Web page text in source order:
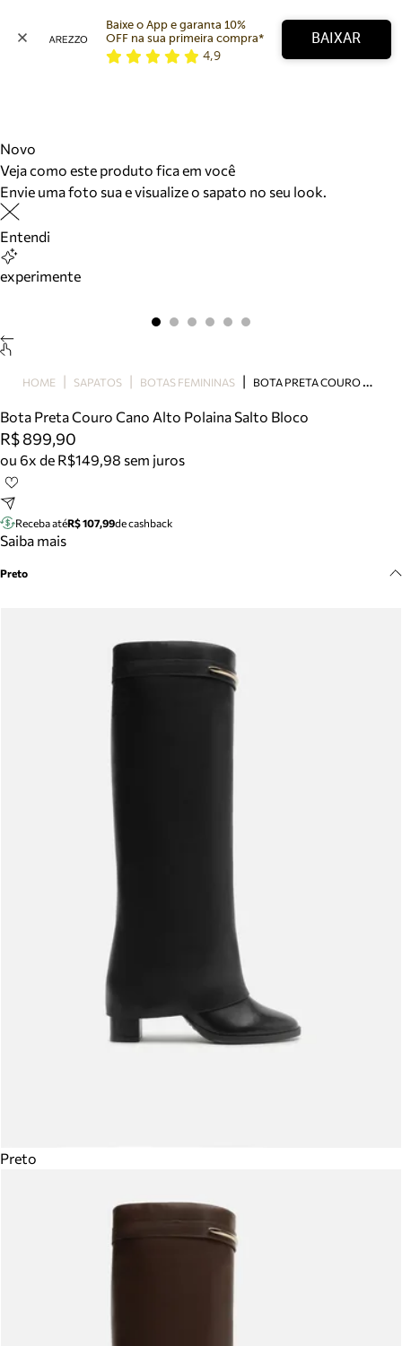
Scarpin
Mocassim
Sapatilha
Tamanco
Tire dúvidas sobre pedidos, devoluções e mais.
Meus pedidos
Acompanhe seus pedidos e solicite devoluções.
Baixe o App e garanta 10%
OFF na sua primeira compra*
4,9
BAIXAR
Novo
Veja como este produto fica em você
Envie uma foto sua e visualize o sapato no seu look.
Entendi
experimente
HOME SAPATOS BOTAS FEMININAS B
OTA PRETA COURO CANO ALTO POLAINA SALTO BLOCO
Bota Preta Couro Cano Alto Polaina Salto Bloco
R$ 899,90
ou 6x de R$149,98 sem juros
Receba atéR$ 107,99de cashback
Saiba mais
Preto
Preto